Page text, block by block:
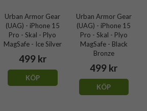
Urban Armor Gear
(UAG) - iPhone 15
Pro - Skal - Plyo
MagSafe - Ice Silver
499 kr
KÖP
Urban Armor Gear
(UAG) - iPhone 15
Pro - Skal - Plyo
MagSafe - Black
Bronze
499 kr
KÖP